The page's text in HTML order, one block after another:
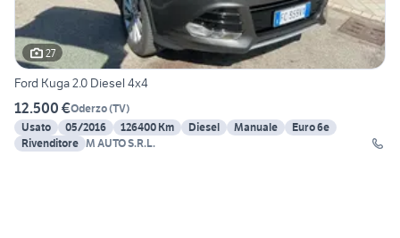
27
Ford Kuga 2.0 Diesel 4x4
12.500 €Oderzo(TV)
Usato
05/2016 126400 Km Diesel Manuale
Euro 6e
Rivenditore M AUTO S.R.L.